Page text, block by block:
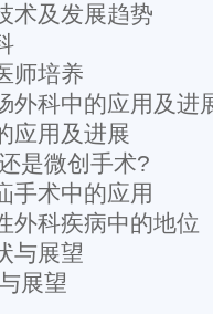
术及发展趋势
师培养
外科中的应用及进
应用及进展
是微创手术?
手术中的应用
外科疾病中的地位
与展望
展望